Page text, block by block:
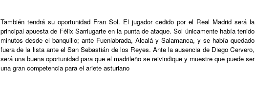
También tendrá su oportunidad Fran Sol. El jugador cedido por el Real Madrid será la
principal apuesta de Félix Sarriugarte en la punta de ataque. Sol únicamente había tenido
minutos desde el banquillo; ante Fuenlabrada, Alcalá y Salamanca, y se había quedado
fuera de la lista ante el San Sebastián de los Reyes. Ante la ausencia de Diego Cervero,
será una buena oportunidad para que el madrileño se reivindique y muestre que puede ser
una gran competencia para el ariete asturiano